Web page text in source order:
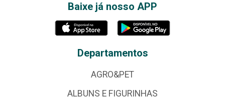
Baixe já nosso APP
Departamentos
AGRO&PET
ALBUNS E FIGURINHAS